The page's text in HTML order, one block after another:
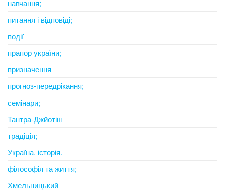
навчання;
питання і відповіді;
події
прапор україни;
призначення
прогноз-передрікання;
семінари;
Тантра-Джйотіш
традіція;
Україна. історія.
філософія та життя;
Хмельницький